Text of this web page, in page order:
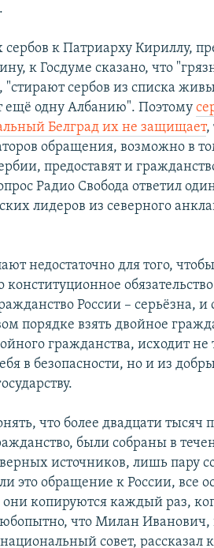
к Патриарху Кириллу,
к Госдуме сказано, что
сербов из списка
ещё одну Албанию". Поэтому
Белград их не защищает,
обращения, возможно в
предоставят и
Радио Свобода ответил
лидеров из северного
недостаточно для того,
конституционное
России – серьёзна,
порядке взять двойное
гражданства, исходит не
в безопасности, но и из
что более двадцати тысяч
были собраны в
источников, лишь пару
это обращение к России, все
копируются каждый раз,
что Милан Иванович,
совет, рассказал